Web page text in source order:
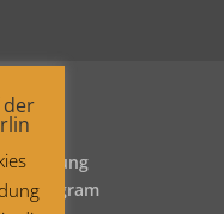
Instagram
der